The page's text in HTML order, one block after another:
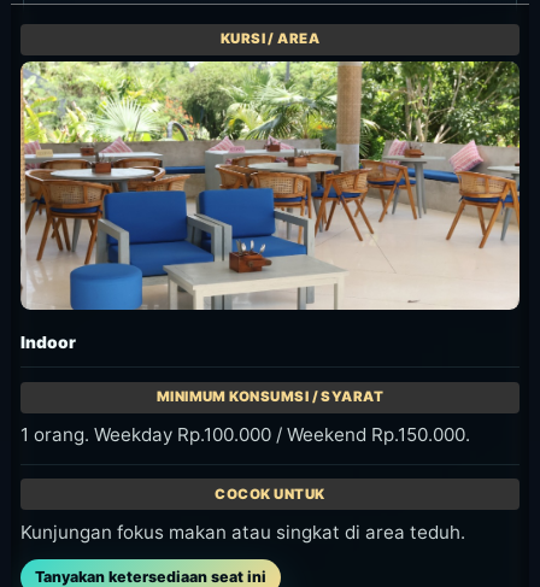
Indoor
1 orang. Weekday Rp.100.000 / Weekend Rp.150.000.
Kunjungan fokus makan atau singkat di area teduh.
Tanyakan ketersediaan seat ini